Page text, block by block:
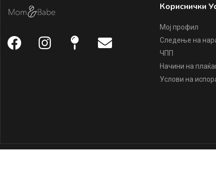
Кориснички
Мој профил
Следење на
ЧПП
Начини на
Услови на